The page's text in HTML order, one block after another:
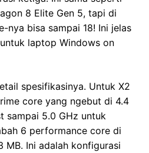
8 Elite Gen 5, tapi di
nya bisa sampai 18! Ini jelas
laptop Windows on
spesifikasinya. Untuk X2
core yang ngebut di 4.4
sampai 5.0 GHz untuk
6 performance core di
MB. Ini adalah konfigurasi